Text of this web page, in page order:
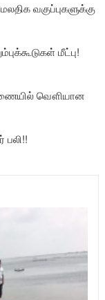
வகுப்புகளுக்கு
மீட்பு!
வௌியான
பலி!!